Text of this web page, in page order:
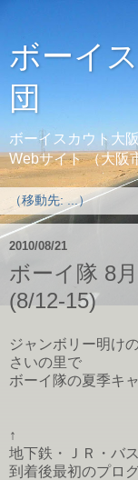
ボーイ
団
ボーイスカウト
Webサイト （大
2010/08/21
ボーイ隊 8
(8/12-15)
ジャンボリー明け
さいの里で
ボーイ隊の夏季キ
↑
地下鉄・ＪＲ・バ
到着後最初のプロ